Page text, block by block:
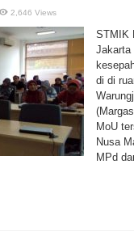
2,646 Views
STMIK
Jakarta
di di
MoU
Nusa
MPd